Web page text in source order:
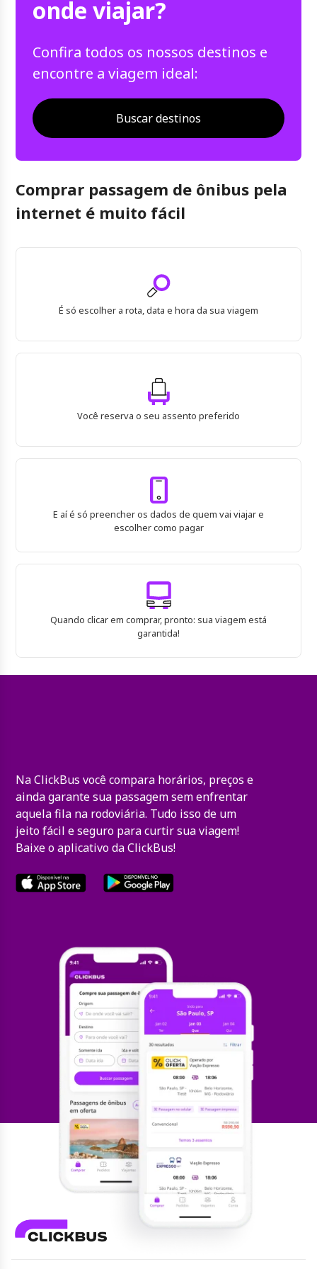
onde viajar?
Confira todos os nossos destinos e
encontre a viagem ideal:
Buscar destinos
Comprar passagem de ônibus pela
internet é muito fácil
É só escolher a rota, data e hora da sua viagem
Você reserva o seu assento preferido
E aí é só preencher os dados de quem vai viajar e
escolher como pagar
Quando clicar em comprar, pronto: sua viagem está
garantida!
Na ClickBus você compara horários, preços e
ainda garante sua passagem sem enfrentar
aquela fila na rodoviária. Tudo isso de um
jeito fácil e seguro para curtir sua viagem!
Baixe o aplicativo da ClickBus!